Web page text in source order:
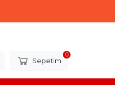
Sepetim
0